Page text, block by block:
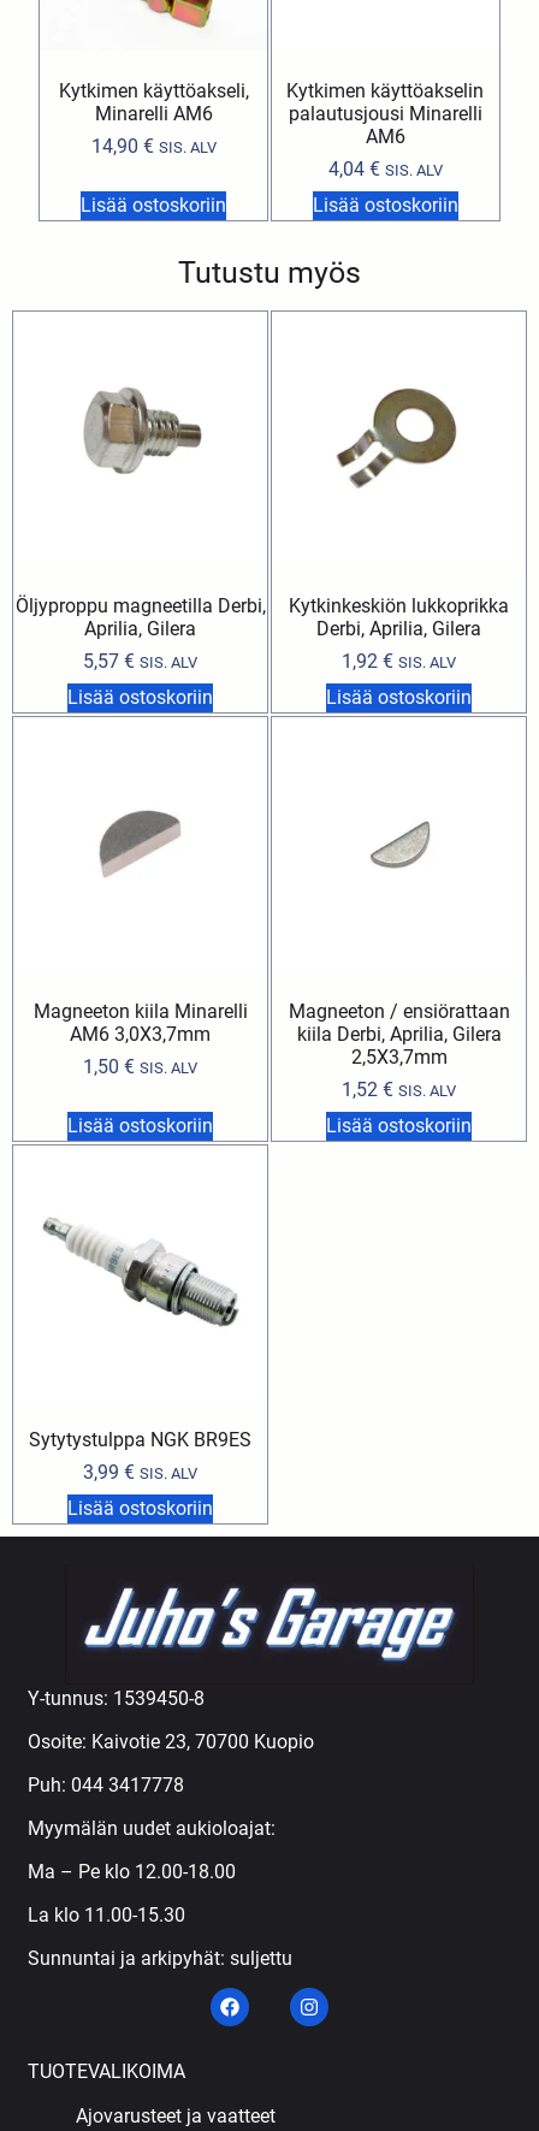
Kytkimen käyttöakseli,
Minarelli AM6
14,90 € SIS. ALV
Lisää ostoskoriin
Kytkimen käyttöakselin
palautusjousi Minarelli
AM6
4,04 € SIS. ALV
Lisää ostoskoriin
Tutustu myös
Öljyproppu magneetilla Derbi,
Aprilia, Gilera
5,57 € SIS. ALV
Lisää ostoskoriin
Kytkinkeskiön lukkoprikka
Derbi, Aprilia, Gilera
1,92 € SIS. ALV
Lisää ostoskoriin
Magneeton kiila Minarelli
AM6 3,0X3,7mm
1,50 € SIS. ALV
Lisää ostoskoriin
Magneeton / ensiörattaan
kiila Derbi, Aprilia, Gilera
2,5X3,7mm
1,52 € SIS. ALV
Lisää ostoskoriin
Sytytystulppa NGK BR9ES
3,99 € SIS. ALV
Lisää ostoskoriin
Y-tunnus: 1539450-8
Osoite: Kaivotie 23, 70700 Kuopio
Puh: 044 3417778
Myymälän uudet aukioloajat:
Ma – Pe klo 12.00-18.00
La klo 11.00-15.30
Sunnuntai ja arkipyhät: suljettu
TUOTEVALIKOIMA
Ajovarusteet ja vaatteet